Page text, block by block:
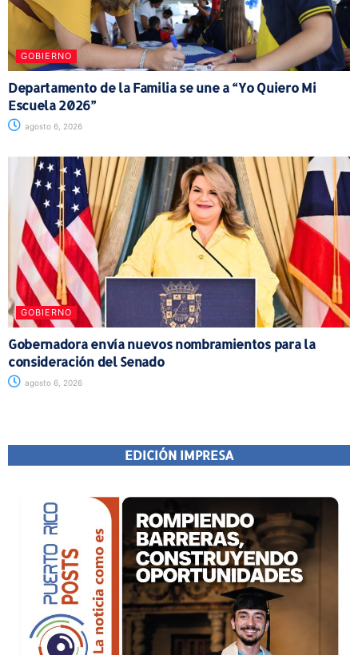
GOBIERNO
Departamento de la Familia se une a “Yo Quiero Mi
Escuela 2026”
agosto 6, 2026
GOBIERNO
Gobernadora envía nuevos nombramientos para la
consideración del Senado
agosto 6, 2026
EDICIÓN IMPRESA